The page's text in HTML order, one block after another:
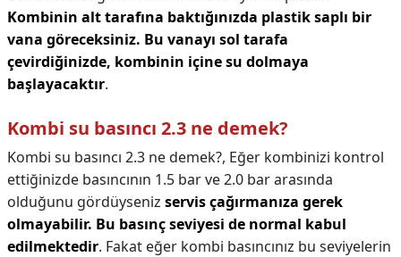
Kombinin alt tarafına baktığınızda plastik saplı bir
vana göreceksiniz. Bu vanayı sol tarafa
çevirdiğinizde, kombinin içine su dolmaya
başlayacaktır.
Kombi su basıncı 2.3 ne demek?
Kombi su basıncı 2.3 ne demek?, Eğer kombinizi kontrol
ettiğinizde basıncının 1.5 bar ve 2.0 bar arasında
olduğunu gördüyseniz servis çağırmanıza gerek
olmayabilir. Bu basınç seviyesi de normal kabul
edilmektedir. Fakat eğer kombi basıncınız bu seviyelerin